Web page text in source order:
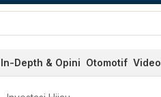
In-Depth & Opini Otomotif Video